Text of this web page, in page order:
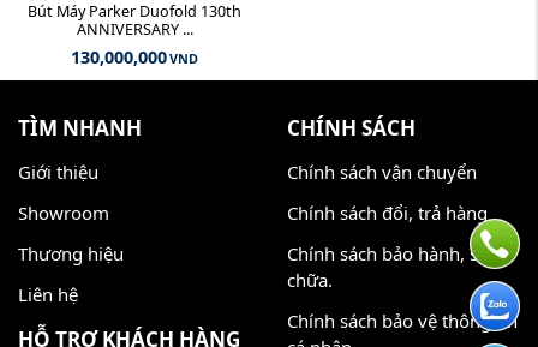
Bút Máy Parker Duofold 130th
ANNIVERSARY ...
130,000,000VND
TÌM NHANH
Giới thiệu
Showroom
Thương hiệu
Liên hệ
HỖ TRỢ KHÁCH HÀNG
CHÍNH SÁCH
Chính sách vận chuyển
Chính sách đổi, trả hàng
Chính sách bảo hành, sửa
chữa.
Chính sách bảo vệ thông tin